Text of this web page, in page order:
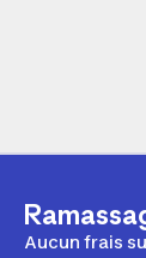
Aucun frais